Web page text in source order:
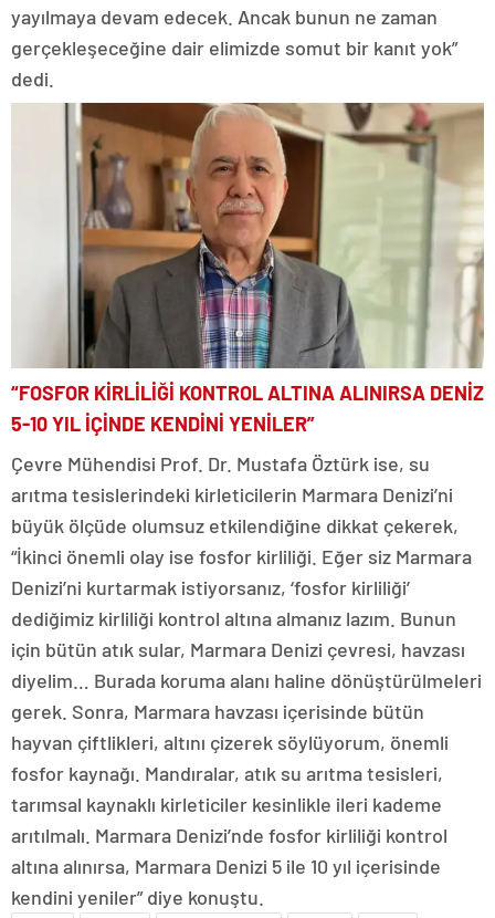
yayılmaya devam edecek. Ancak bunun ne zaman
gerçekleşeceğine dair elimizde somut bir kanıt yok”
dedi.
“FOSFOR KİRLİLİĞİ KONTROL ALTINA ALINIRSA DENİZ
5-10 YIL İÇİNDE KENDİNİ YENİLER”
Çevre Mühendisi Prof. Dr. Mustafa Öztürk ise, su
arıtma tesislerindeki kirleticilerin Marmara Denizi’ni
büyük ölçüde olumsuz etkilendiğine dikkat çekerek,
“İkinci önemli olay ise fosfor kirliliği. Eğer siz Marmara
Denizi’ni kurtarmak istiyorsanız, ‘fosfor kirliliği’
dediğimiz kirliliği kontrol altına almanız lazım. Bunun
için bütün atık sular, Marmara Denizi çevresi, havzası
diyelim… Burada koruma alanı haline dönüştürülmeleri
gerek. Sonra, Marmara havzası içerisinde bütün
hayvan çiftlikleri, altını çizerek söylüyorum, önemli
fosfor kaynağı. Mandıralar, atık su arıtma tesisleri,
tarımsal kaynaklı kirleticiler kesinlikle ileri kademe
arıtılmalı. Marmara Denizi’nde fosfor kirliliği kontrol
altına alınırsa, Marmara Denizi 5 ile 10 yıl içerisinde
kendini yeniler” diye konuştu.